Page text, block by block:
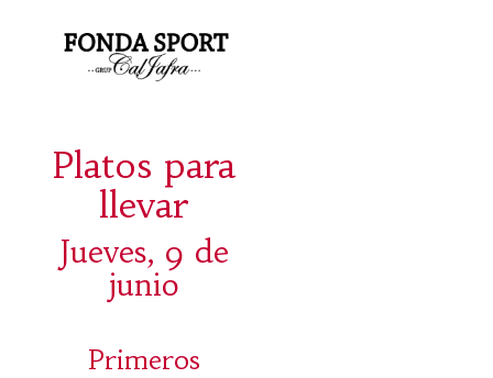
Platos para
llevar
Jueves, 9 de
junio
Primeros